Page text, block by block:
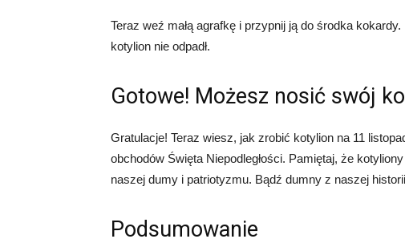
Teraz weź małą agrafkę i przypnij ją do środka
kotylion nie odpadł.
Gotowe! Możesz nosić swój
Gratulacje! Teraz wiesz, jak zrobić kotylion na 11
obchodów Święta Niepodległości. Pamiętaj, że
naszej dumy i patriotyzmu. Bądź dumny z naszej
Podsumowanie